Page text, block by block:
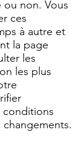
ou non. Vous
ces
à autre et
la page
les
les plus